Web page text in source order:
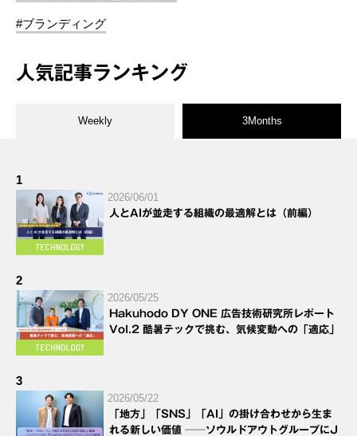
#ブランディング
人気記事ランキング
Weekly 3Months
1
2026/06/01
人とAIが並走する組織の最適解とは（前編）
2
2026/05/25
Hakuhodo DY ONE 広告技術研究所レポート
Vol.2 酷暑テックで挑む、気候変動への「適応」
3
2026/05/22
「地方」「SNS」「AI」の掛け合わせから生ま
れる新しい価値 ──ソウルドアウトグループにJ